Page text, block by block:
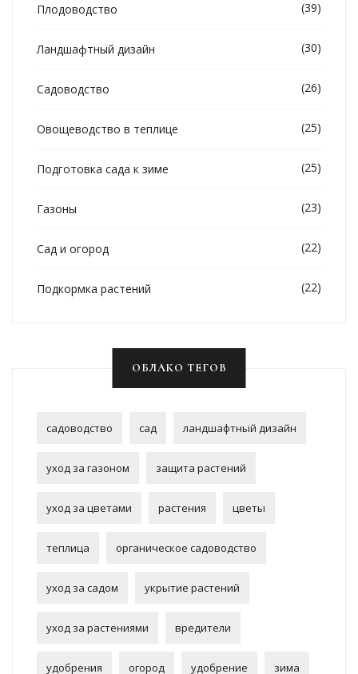
Плодоводство (39)
Ландшафтный дизайн (30)
Садоводство (26)
Овощеводство в теплице (25)
Подготовка сада к зиме (25)
Газоны (23)
Сад и огород (22)
Подкормка растений (22)
ОБЛАКО ТЕГОВ
садоводство сад ландшафтный дизайн
уход за газоном защита растений
уход за цветами растения цветы
теплица органическое садоводство
уход за садом укрытие растений
уход за растениями вредители
удобрения огород удобрение зима